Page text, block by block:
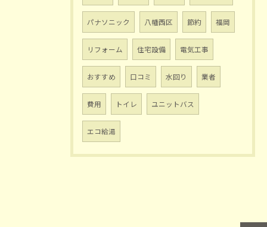
パナソニック 八幡西区 節約 福岡
リフォーム 住宅設備 電気工事
おすすめ 口コミ 水回り 業者
費用 トイレ ユニットバス
エコ給湯
お問い合わせはこちら